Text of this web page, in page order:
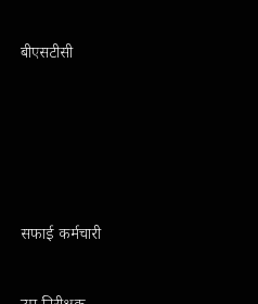
बीएसटीसी
सफाई कर्मचारी